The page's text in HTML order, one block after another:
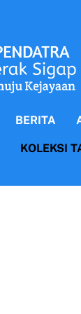
BERITA
KOLEKSI